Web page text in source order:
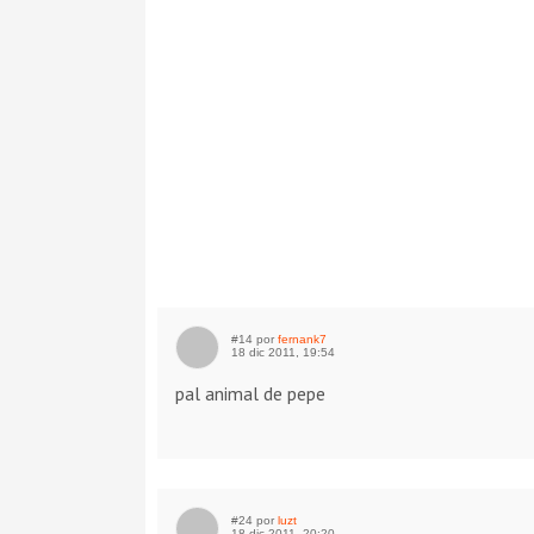
#14 por fernank7
18 dic 2011, 19:54
pal animal de pepe
#24 por luzt